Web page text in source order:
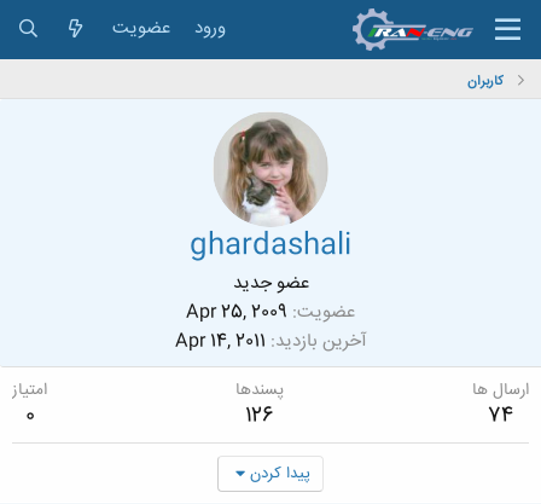
ورود عضویت
کاربران
ghardashali
عضو جدید
عضویت Apr 25, 2009
آخرین بازدید Apr 14, 2011
ارسال ها
74
پسندها
126
امتیاز
0
پیدا کردن